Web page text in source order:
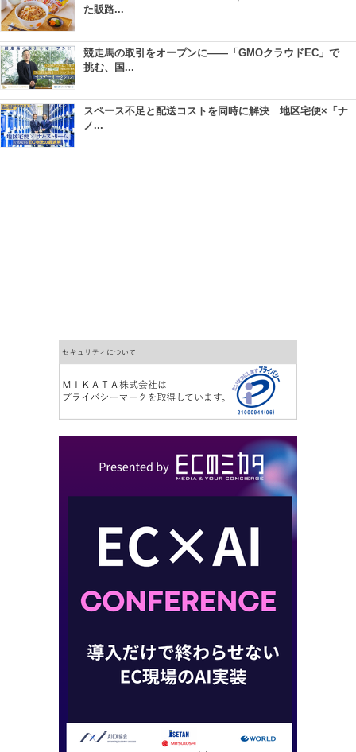
た販路...
競走馬の取引をオープンに――「GMOクラウドEC」で
挑む、国...
スペース不足と配送コストを同時に解決 地区宅便×「ナ
ノ...